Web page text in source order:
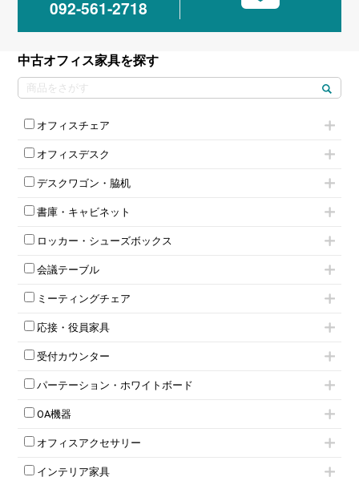
092-561-2718
中古オフィス家具を探す
オフィスチェア
肘無しチェア
役員チェア
高級チェア（多機能チェア）
オフィスチェアその他
オフィスデスク
フリーアドレスデスク（ベンチデスク）
昇降デスク
オフィスデスクその他
両袖机
デスクワゴン・脇机
インワゴン2段
インワゴン3段
脇机
ワゴンその他
書庫・キャビネット
ハイキャビネット
ローキャビネット
両開きキャビネット
スチールキャビネット
上下連結キャビネット
軽量ラック（スチールラック）
収納家具その他
両開書庫
ラテラル書庫
ロッカー・シューズボックス
1人用ロッカー
2人用ロッカー
3人用ロッカー
4人用ロッカー
5人用ロッカー
8人用ロッカー
多人数ロッカー
ダイヤル錠ロッカー
ダイヤル錠ロッカー
会議テーブル
スタッキングテーブル
ネスティングテーブル
幕板付テーブル
カウンターテーブル
T字脚テーブル
会議テーブルW1200～
会議テーブルW1800～
平行スタックテーブル
ミーティングチェア
キャスター付きミーティングチェア
スタッキングミーティングチェア
テーブル付きミーティングチェア
ネスティングミーティングチェア
折りたたみミーティングチェア
ハイチェア
ミーティングチェアその他
応接・役員家具
応接セット
応接ソファ
応接チェア
応接テーブル
応接・役員家具その他
受付カウンター
ローカウンター
ラウンジカウンター
受付カウンターその他
パーテーション・ホワイトボード
パーテーション
自立タイプパーテーション
パーテーションその他
脚付ホワイトボード
壁掛けホワイトボード
OA機器
電話機（ビジネスフォン）
シュレッダー
オフィスアクセサリー
チェア用台車
インテリア家具